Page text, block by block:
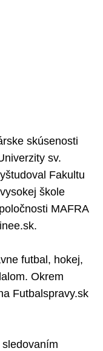
skúsenosti
sv.
Fakultu
škole
MAFRA
futbal, hokej,
Okrem
Futbalspravy.sk